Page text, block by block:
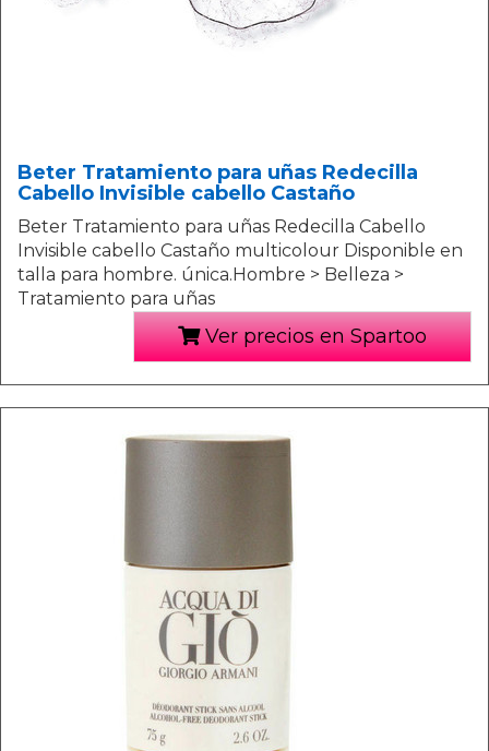
Beter Tratamiento para uñas Redecilla
Cabello Invisible cabello Castaño
Beter Tratamiento para uñas Redecilla Cabello
Invisible cabello Castaño multicolour Disponible en
talla para hombre. única.Hombre > Belleza >
Tratamiento para uñas
Ver precios en Spartoo